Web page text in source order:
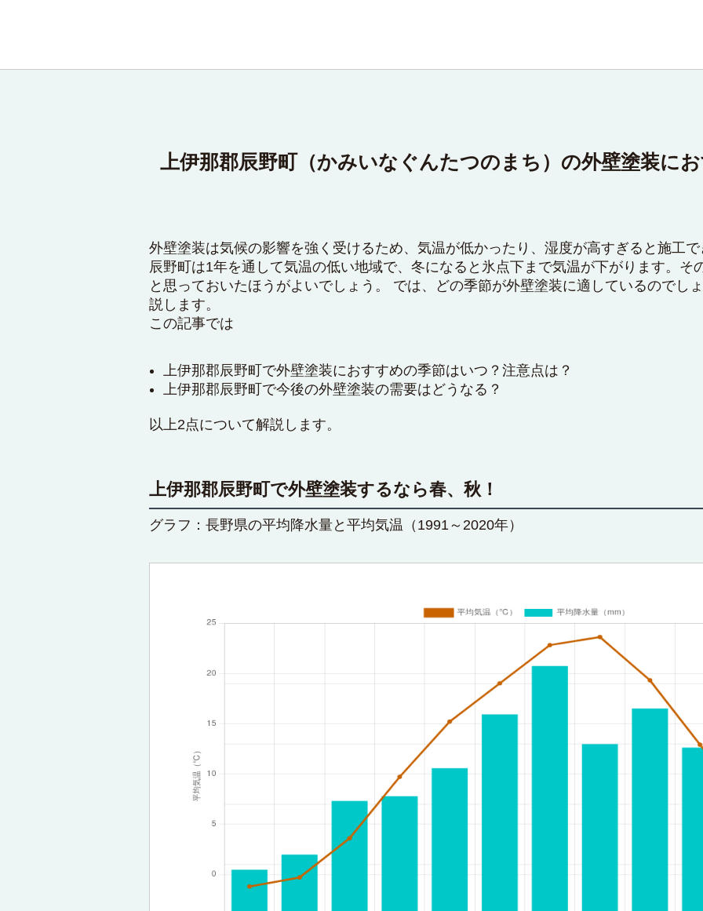
上伊那郡辰野町（かみいなぐんたつのまち）の外壁塗装に
外壁塗装は気候の影響を強く受けるため、気温が低かったり、湿度が高すぎると施工で
辰野町は1年を通して気温の低い地域で、冬になると氷点下まで気温が下がります。そ
と思っておいたほうがよいでしょう。 では、どの季節が外壁塗装に適しているのでし
説します。
この記事では
上伊那郡辰野町で外壁塗装におすすめの季節はいつ？注意点は？
上伊那郡辰野町で今後の外壁塗装の需要はどうなる？
以上2点について解説します。
上伊那郡辰野町で外壁塗装するなら春、秋！
グラフ：長野県の平均降水量と平均気温（1991～2020年）